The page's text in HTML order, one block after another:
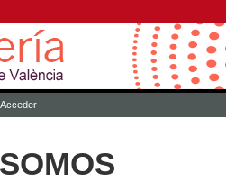
Acceder